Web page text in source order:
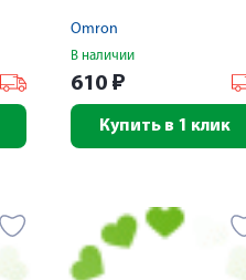
Omron
В наличии
610 ₽
Купить в 1 клик